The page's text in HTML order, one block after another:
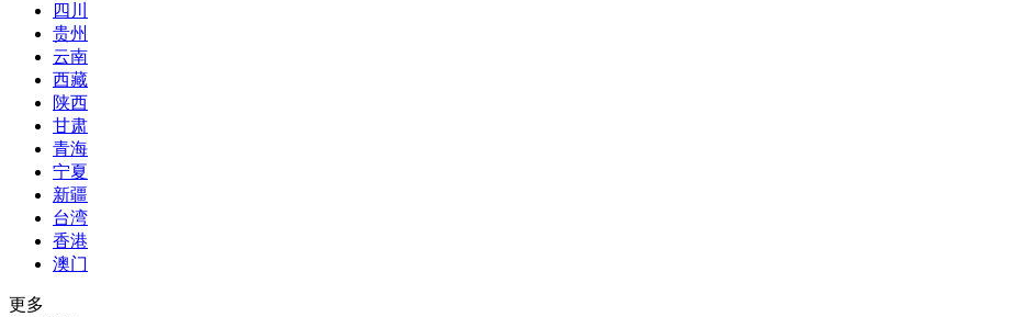
四川
贵州
云南
西藏
陕西
甘肃
青海
宁夏
新疆
台湾
香港
澳门
更多